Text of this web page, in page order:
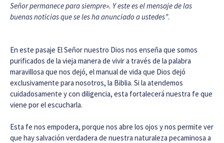
Señor permanece para siempre». Y este es el mensaje de las
buenas noticias que se les ha anunciado a ustedes”.
En este pasaje El Señor nuestro Dios nos enseña que somos
purificados de la vieja manera de vivir a través de la palabra
maravillosa que nos dejó, el manual de vida que Dios dejó
exclusivamente para nosotros, la Biblia. Si la atendemos
cuidadosamente y con diligencia, esta fortalecerá nuestra fe que
viene por el escucharla.
Esta fe nos empodera, porque nos abre los ojos y nos permite ver
que hay salvación verdadera de nuestra naturaleza pecaminosa a